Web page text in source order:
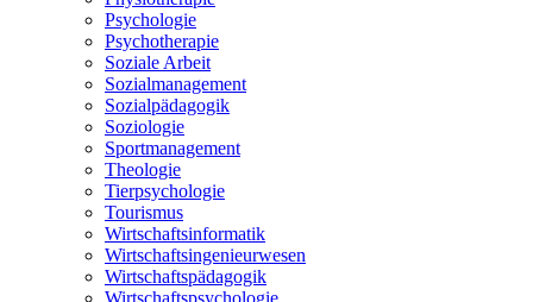
Psychologie
Psychotherapie
Soziale Arbeit
Sozialmanagement
Sozialpädagogik
Soziologie
Sportmanagement
Theologie
Tierpsychologie
Tourismus
Wirtschaftsinformatik
Wirtschaftsingenieurwesen
Wirtschaftspädagogik
Wirtschaftspsychologie